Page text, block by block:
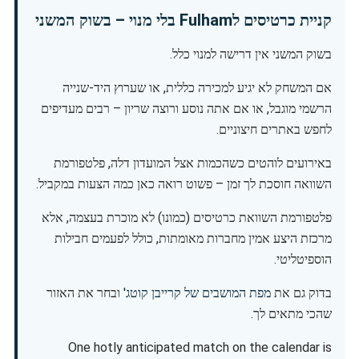
קניית כרטיסים לFulham בלי מנוי – בשוק המשני
בשוק המשני אין דרישה למנוי כלל.
אם המשחק לא יגיע למכירה כללית, או שערוץ היד-שנייה
הרשמי מוגבל, או אם אתה נוסע ורוצה שריון – רבים מעדיפים
לחפש באתרים חיצוניים.
באירועים לוהטים כשהכמות אצל המועדון דלה, פלטפורמת
השוואה חוסכת לך זמן – פשוט רואה כאן כמה הצעות במקביל.
פלטפורמת השוואת כרטיסים (כמונו) לא מוכרת בעצמה, אלא
מרכזת היצע אמין מחברות מאומתות, כולל לפעמים חבילות
הוספיטליטי.
בדוק גם את מפת המושבים של קרייבן קוטג' ובחר את האזור
שהכי מתאים לך.
One hotly anticipated match on the calendar is